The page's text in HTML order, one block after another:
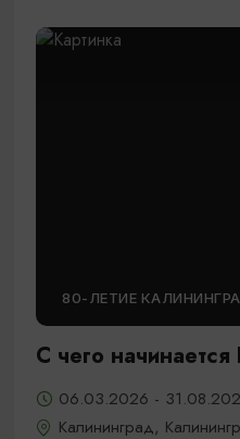
80-ЛЕТИЕ
С чего начинается
06.03.2026 -
Калининград,